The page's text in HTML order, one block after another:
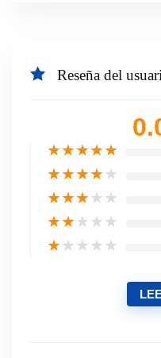
Reseña del
★★★★★
★★★★★
★★★★★
★★★★★
★★★★★